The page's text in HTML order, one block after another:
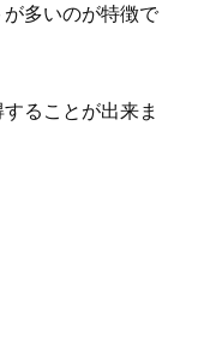
多いのが特徴で
ることが出来ま